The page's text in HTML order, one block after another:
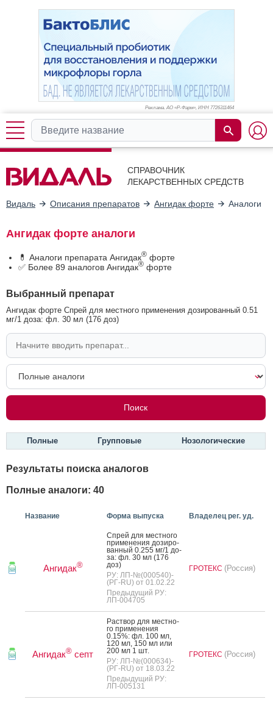
Реклама. АО «Р-Фарм», ИНН 7726311464
СПРАВОЧНИК
ЛЕКАРСТВЕННЫХ СРЕДСТВ
Видаль Описания препаратов Ангидак форте Аналоги
Ангидак форте аналоги
💊 Аналоги препарата Ангидак® форте
✅ Более 89 аналогов Ангидак® форте
Выбранный препарат
Ангидак форте Спрей для местного применения дозированный 0.51
мг/1 доза: фл. 30 мл (176 доз)
Полные Групповые Нозологические
Результаты поиска аналогов
Полные аналоги: 40
Название Форма выпуска Владелец рег. уд.
Ангидак®
Спрей для мес­тно­го
при­мене­ния до­зиро­
ван­ный 0.255 мг/1 до­
за: фл. 30 мл (176
доз)
РУ: ЛП-№(000540)-
(РГ-RU) от 01.02.22
Предыдущий РУ:
ЛП-004705
ГРОТЕКС (Россия)
Ангидак® септ
Рас­твор для мес­тно­
го при­мене­ния
0.15%: фл. 100 мл,
120 мл, 150 мл или
200 мл 1 шт.
РУ: ЛП-№(000634)-
(РГ-RU) от 18.03.22
Предыдущий РУ:
ЛП-005131
ГРОТЕКС (Россия)